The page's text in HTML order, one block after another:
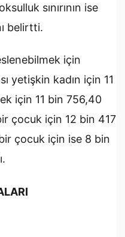
sınırının ise
belirtti.
için
yetişkin kadın için 11
için 11 bin 756,40
çocuk için 12 bin 417
çocuk için ise 8 bin